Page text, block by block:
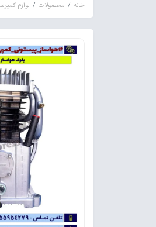
خانه محصولات لوازم